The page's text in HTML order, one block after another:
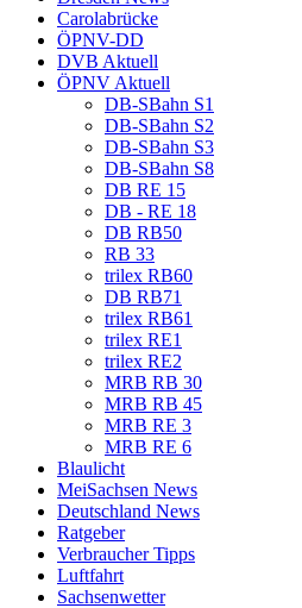
Carolabrücke
ÖPNV-DD
DVB Aktuell
ÖPNV Aktuell
DB-SBahn S1
DB-SBahn S2
DB-SBahn S3
DB-SBahn S8
DB RE 15
DB - RE 18
DB RB50
RB 33
trilex RB60
DB RB71
trilex RB61
trilex RE1
trilex RE2
MRB RB 30
MRB RB 45
MRB RE 3
MRB RE 6
Blaulicht
MeiSachsen News
Deutschland News
Ratgeber
Verbraucher Tipps
Luftfahrt
Sachsenwetter